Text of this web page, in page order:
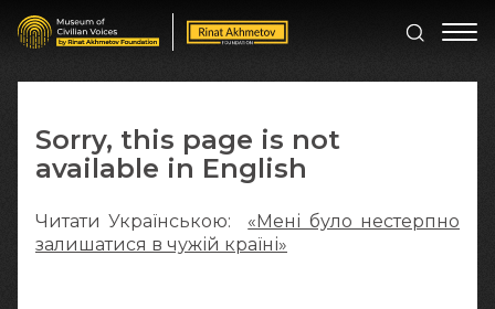
Sorry, this page is not
available in English
Читати Українською: «Мені було нестерпно
залишатися в чужій країні»